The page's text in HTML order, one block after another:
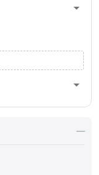
arrow_drop_down
arrow_drop_down
—